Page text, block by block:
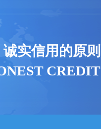
实信用的原则
CREDIT